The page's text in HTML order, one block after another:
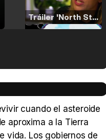
Tráiler 'North Star' (2023)
Tráiler 'Vida perra' (2026)
cuando el asteroide
aproxima a la Tierra
vida. Los gobiernos de